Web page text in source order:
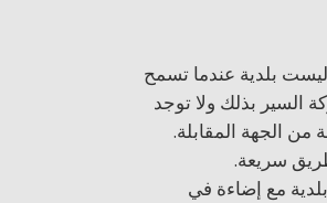
بلدية عندما تسمح
بذلك ولا توجد
من الجهة المقابلة.
سريعة.
مع إضاءة في